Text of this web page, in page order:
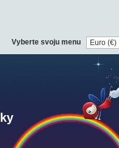
Vyberte svoju menu